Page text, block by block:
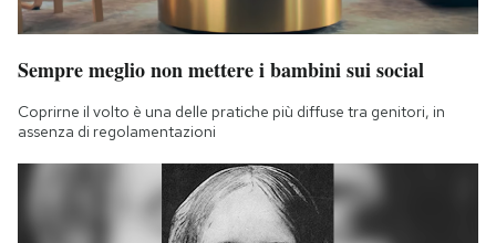
Sempre meglio non mettere i bambini sui social
Coprirne il volto è una delle pratiche più diffuse tra genitori, in
assenza di regolamentazioni